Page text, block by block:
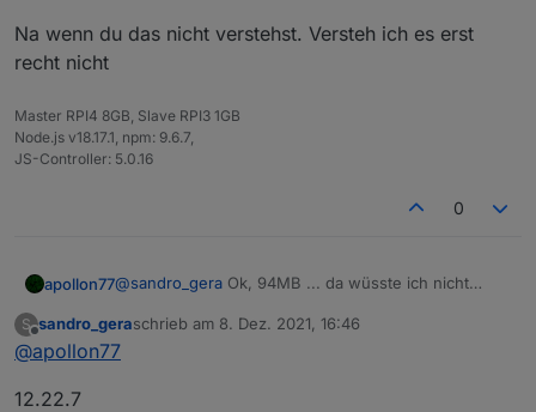
Na wenn du das nicht verstehst. Versteh ich es erst
recht nicht
Master RPI4 8GB, Slave RPI3 1GB
Node.js v18.17.1, npm: 9.6.7,
JS-Controller: 5.0.16
0
apollon77@sandro_gera Ok, 94MB ... da wüsste ich nicht
Welche Node.js version?
S
Offline
sandro_geraschrieb am 8. Dez. 2021, 16:46
zuletzt editiert von
@apollon77
12.22.7